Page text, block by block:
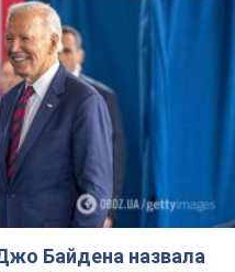
Байдена назвала